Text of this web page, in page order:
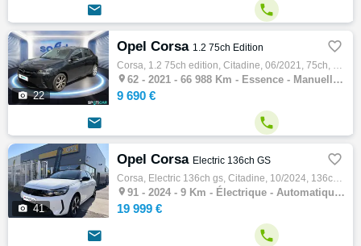
 
 22
Opel Corsa 1.2 75ch Edition 
Corsa, 1.2 75ch edition, Citadine, 06/2021, 75ch, 4cv, 66988 km, 5 portes, 5 places, Clim. manuelle, Essence, Boite de vitesse manuelle, Ab…
 62 - 2021 - 66 988 Km - Essence - Manuelle - Citadine
9 690 €
 
 41
Opel Corsa Electric 136ch GS 
Corsa, Electric 136ch gs, Citadine, 10/2024, 136ch, 4cv, 9 km, 5 portes, 5 places, Clim. auto, électrique, Boite de vitesse automatique, Ab…
 91 - 2024 - 9 Km - Électrique - Automatique - Citadine
19 999 €
 